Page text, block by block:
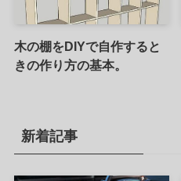
木の棚をDIYで自作すると
きの作り方の基本。
新着記事